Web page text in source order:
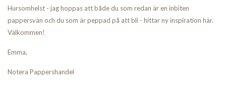
Hursomhelst - jag hoppas att både du som redan är en inbiten
pappersvän och du som är peppad på att bli - hittar ny inspiration här.
Välkommen!
Emma,
Notera Pappershandel